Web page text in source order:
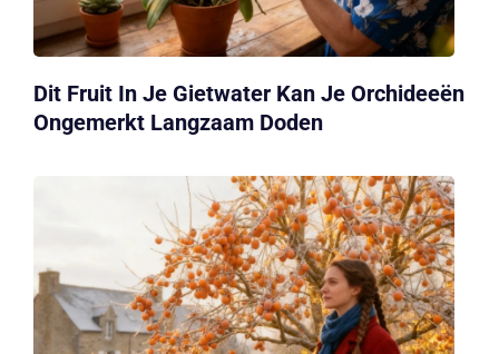
Dit Fruit In Je Gietwater Kan Je Orchideeën
Ongemerkt Langzaam Doden